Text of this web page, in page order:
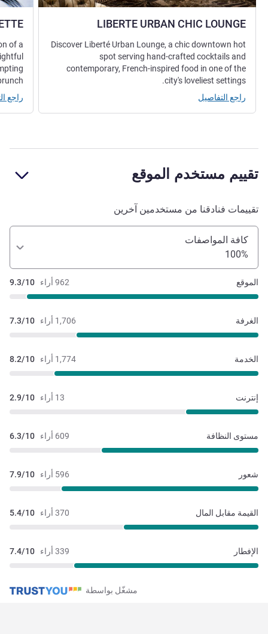
LIBERTE URBAN CHIC LOUNGE
Discover Liberté Urban Lounge, a chic downtown hot
spot serving hand-crafted cocktails and
contemporary, French-inspired food in one of the
city's loveliest settings.
راجع التفاصيل
of a
راجع
تقييم مستخدم الموقع
تقييمات فنادقنا من مستخدمين آخرين
كافة المواصفات
100%
962 أراء 9.3/10 الموقع
1,706 أراء 7.3/10 الغرفة
1,774 أراء 8.2/10 الخدمة
13 أراء 2.9/10 إنترنت
609 أراء 6.3/10 مستوى النظافة
596 أراء 7.9/10 شعور
370 أراء 5.4/10 القيمة مقابل المال
339 أراء 7.4/10 الإفطار
مشغّل بواسطة